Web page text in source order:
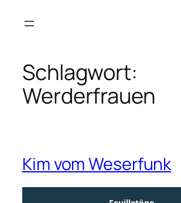
Inhalt
Schlagwort:
Werderfrauen
Kim vom Weserfunk